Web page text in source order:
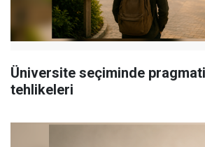
Üniversite seçiminde
tehlikeleri